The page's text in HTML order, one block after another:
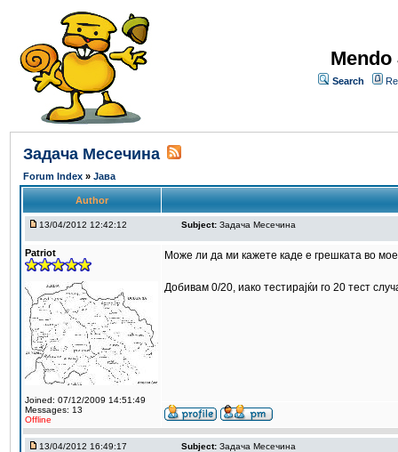
Search
Задача Месечина
Forum Index » Јава
Author
13/04/2012 12:42:12 Subject: Задача Месечина
Patriot
Joined: 07/12/2009 14:51:49
Messages: 13
Offline
Може ли да ми кажете каде е грешката во
Добивам 0/20, иако тестирајќи го 20 тест
13/04/2012 16:49:17 Subject: Задача Месечина